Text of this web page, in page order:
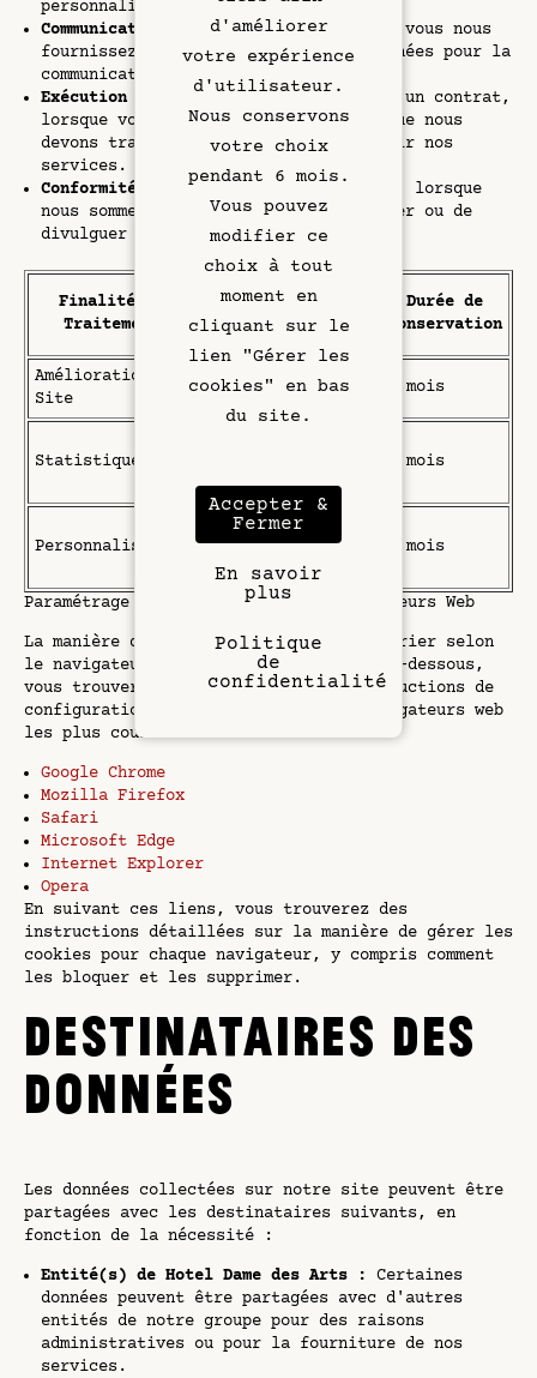
Réunions
Hôtel & Services
Offres exclusives
Rive Gauche
Galerie
personnaliser votre expérience.
Communication :
Consentement, lorsque vous nous
fournissez volontairement vos coordonnées pour la
communication.
Exécution des Commandes :
Exécution d'un contrat,
lorsque vous passez une commande et que nous
devons traiter ces données pour fournir nos
services.
Conformité Légale :
Obligation légale, lorsque
nous sommes légalement tenus de traiter ou de
divulguer certaines données.
Finalité du
Traitement
Données
Concernées
Durée de
Conservation
Amélioration du
Site
Données de
6 mois
Statistiques
Cookies
2 mois
Personnalisation
Préférences de
l'utilisateur,
Cookies
6 mois
Paramétrage des Cookies sur les Navigateurs Web
La manière de gérer les cookies peut varier selon
le navigateur web que vous utilisez. Ci-dessous,
vous trouverez des liens vers les instructions de
configuration des cookies pour les navigateurs web
les plus courants :
Google Chrome
Mozilla Firefox
Safari
Microsoft Edge
Internet Explorer
Opera
En suivant ces liens, vous trouverez des
instructions détaillées sur la manière de gérer les
cookies pour chaque navigateur, y compris comment
les bloquer et les supprimer.
DESTINATAIRES DES
DONNÉES
Les données collectées sur notre site peuvent être
partagées avec les destinataires suivants, en
fonction de la nécessité :
Entité(s) de Hotel Dame des Arts :
Certaines
données peuvent être partagées avec d'autres
entités de notre groupe pour des raisons
administratives ou pour la fourniture de nos
services.
d'améliorer
votre expérience
d'utilisateur.
Nous conservons
votre choix
pendant 6 mois.
Vous pouvez
modifier ce
choix à tout
moment en
cliquant sur le
lien "Gérer les
cookies" en bas
du site.
Accepter &
Fermer
En savoir
plus
Politique
de
confidentialité